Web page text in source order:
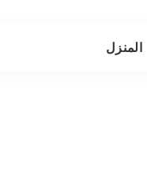
المنزل